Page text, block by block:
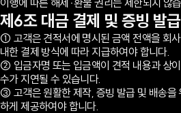
이행에 따른 해제·환불 권리는 제한되지 않
제6조 대금 결제 및 증빙 발급
① 고객은 견적서에 명시된 금액 전액을 회
내한 결제 방식에 따라 지급하여야 합니다.
② 입금자명 또는 입금액이 견적 내용과 상
수가 지연될 수 있습니다.
③ 고객은 원활한 제작, 증빙 발급 및 배송을
하게 제공하여야 합니다.